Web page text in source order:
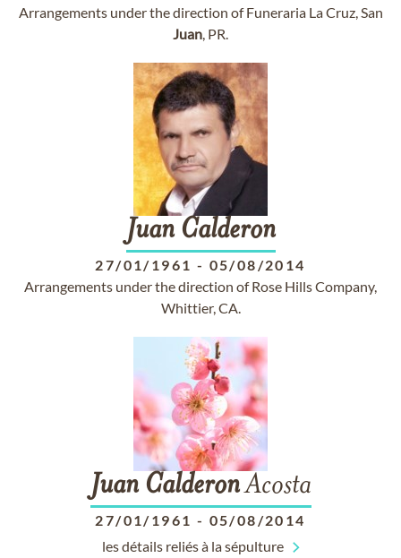
Arrangements under the direction of Funeraria La Cruz, San
Juan, PR.
Juan Calderon
27/01/1961 - 05/08/2014
Arrangements under the direction of Rose Hills Company,
Whittier, CA.
Juan CalderonAcosta
27/01/1961 - 05/08/2014
les détails reliés à la sépulture